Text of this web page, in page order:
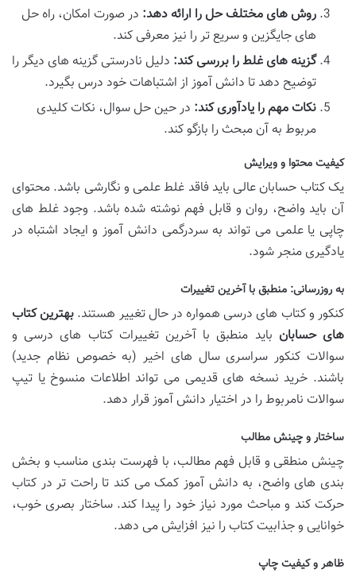
روش های مختلف حل را ارائه دهد: در صورت امکان، راه حل
های جایگزین و سریع تر را نیز معرفی کند.
گزینه های غلط را بررسی کند: دلیل نادرستی گزینه های دیگر را
توضیح دهد تا دانش آموز از اشتباهات خود درس بگیرد.
نکات مهم را یادآوری کند: در حین حل سوال، نکات کلیدی
مربوط به آن مبحث را بازگو کند.
کیفیت محتوا و ویرایش
یک کتاب حسابان عالی باید فاقد غلط علمی و نگارشی باشد. محتوای
آن باید واضح، روان و قابل فهم نوشته شده باشد. وجود غلط های
چاپی یا علمی می تواند به سردرگمی دانش آموز و ایجاد اشتباه در
یادگیری منجر شود.
به روزرسانی: منطبق با آخرین تغییرات
کنکور و کتاب های درسی همواره در حال تغییر هستند. بهترین کتاب
های حسابان باید منطبق با آخرین تغییرات کتاب های درسی و
سوالات کنکور سراسری سال های اخیر (به خصوص نظام جدید)
باشند. خرید نسخه های قدیمی می تواند اطلاعات منسوخ یا تیپ
سوالات نامربوط را در اختیار دانش آموز قرار دهد.
ساختار و چینش مطالب
چینش منطقی و قابل فهم مطالب، با فهرست بندی مناسب و بخش
بندی های واضح، به دانش آموز کمک می کند تا راحت تر در کتاب
حرکت کند و مباحث مورد نیاز خود را پیدا کند. ساختار بصری خوب،
خوانایی و جذابیت کتاب را نیز افزایش می دهد.
ظاهر و کیفیت چاپ